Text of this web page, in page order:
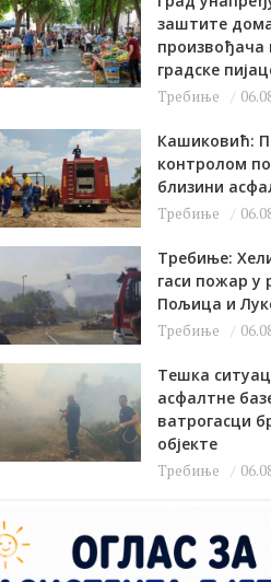
заштите
произвођача
градске
Требиње
Кашиковић:
контролом
близини
Требиње
Требиње:
гаси пожар у
Пољица и
Требиње
Тешка
асфалтне
ватрогасци
објекте
Требиње